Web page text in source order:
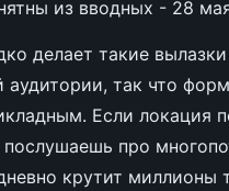
из вводных - 28
делает такие
аудитории, так что
Если локация
послушаешь про
крутит миллионы